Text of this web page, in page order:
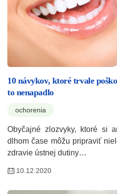
10 návykov, ktoré trvale
to nenapadlo
ochorenia
Obyčajné zlozvyky, ktoré si
dlhom čase môžu pripraviť
zdravie ústnej dutiny…
10.12.2020